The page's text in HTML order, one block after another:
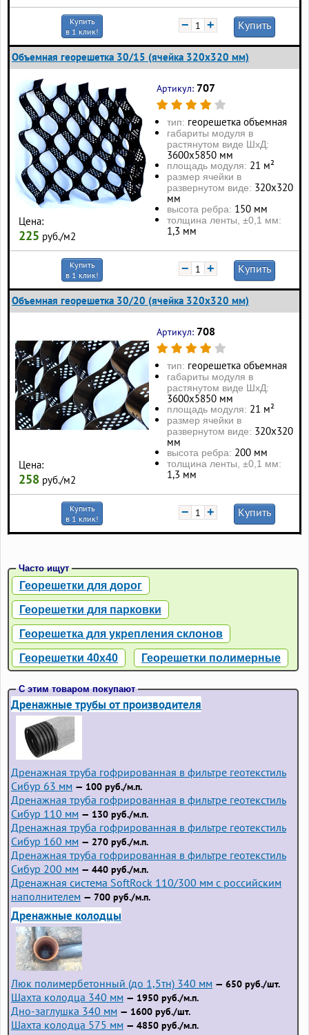
Купить
в 1 клик!
− + Купить
Объемная георешетка 30/15 (ячейка 320x320 мм)
Цена:
225 руб./м2
Артикул: 707
тип: георешетка объемная
габариты модуля в
растянутом виде ШхД:
3600х5850 мм
площадь модуля: 21 м²
размер ячейки в
развернутом виде: 320х320
мм
высота ребра: 150 мм
толщина ленты, ±0,1 мм:
1,3 мм
Купить
в 1 клик!
− + Купить
Объемная георешетка 30/20 (ячейка 320x320 мм)
Цена:
258 руб./м2
Артикул: 708
тип: георешетка объемная
габариты модуля в
растянутом виде ШхД:
3600х5850 мм
площадь модуля: 21 м²
размер ячейки в
развернутом виде: 320х320
мм
высота ребра: 200 мм
толщина ленты, ±0,1 мм:
1,3 мм
Купить
в 1 клик!
− + Купить
Часто ищут
Георешетки для дорог
Георешетки для парковки
Георешетка для укрепления склонов
Георешетки 40х40 Георешетки полимерные
С этим товаром покупают
Дренажные трубы от производителя
Дренажная труба гофрированная в фильтре геотекстиль
Сибур 63 мм — 100 руб./м.п.
Дренажная труба гофрированная в фильтре геотекстиль
Сибур 110 мм — 130 руб./м.п.
Дренажная труба гофрированная в фильтре геотекстиль
Сибур 160 мм — 270 руб./м.п.
Дренажная труба гофрированная в фильтре геотекстиль
Сибур 200 мм — 440 руб./м.п.
Дренажная система SoftRock 110/300 мм с российским
наполнителем — 700 руб./м.п.
Дренажные колодцы
Люк полимербетонный (до 1,5тн) 340 мм — 650 руб./шт.
Шахта колодца 340 мм — 1950 руб./м.п.
Дно-заглушка 340 мм — 1600 руб./шт.
Шахта колодца 575 мм — 4850 руб./м.п.